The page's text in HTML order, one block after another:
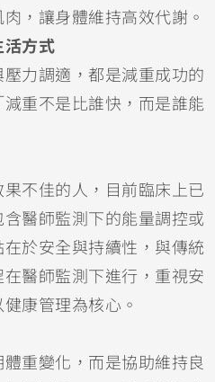
，讓身體維持高效代謝。
活方式
力調適，都是減重成功的
重不是比誰快，而是誰能
不佳的人，目前臨床上已
醫師監測下的能量調控或
於安全與持續性，與傳統
醫師監測下進行，重視安
康管理為核心。
重變化，而是協助維持良